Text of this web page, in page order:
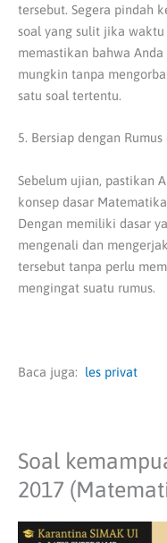
tersebut. Segera pindah
soal yang sulit jika
memastikan bahwa
mungkin tanpa
satu soal tertentu.
5. Bersiap dengan
Sebelum ujian, pastikan
konsep dasar
Dengan memiliki dasar
mengenali dan
tersebut tanpa perlu
mengingat suatu rumus.
Baca juga: les privat
Soal
2017